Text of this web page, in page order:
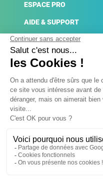
ESPACE PRO
AIDE & SUPPORT
ACTUALITÉS
Conditions